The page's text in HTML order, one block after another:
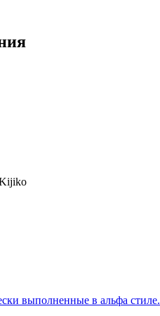
выполненные в альфа стиле.